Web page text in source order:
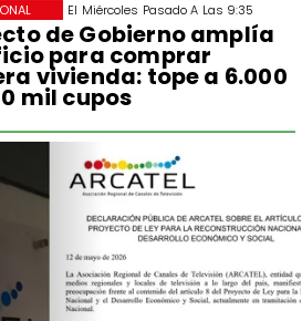
El Miércoles Pasado A Las 9:35
de Gobierno amplía
para comprar
vivienda: tope a 6.000
mil cupos